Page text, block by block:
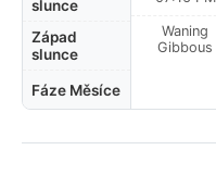
slunce
Západ
slunce
Fáze Měsíce
Waning
Gibbous